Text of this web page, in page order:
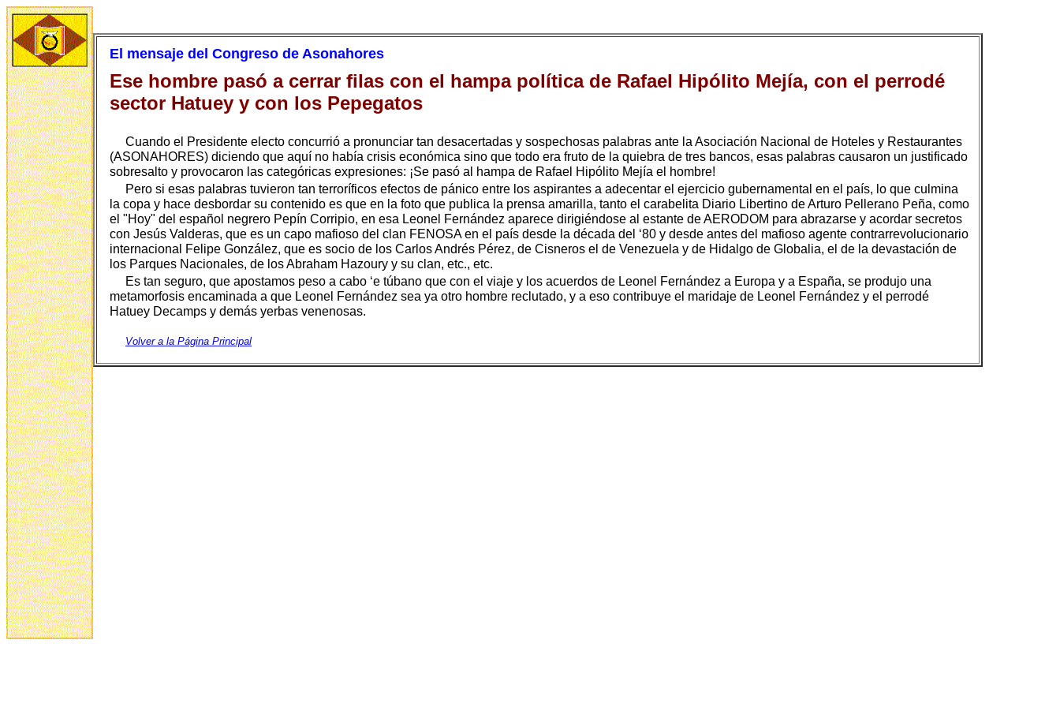
El mensaje del Congreso de Asonahores
Ese hombre pasó a cerrar filas con el hampa política de Rafael Hipólito Mejía, con el perrodé
sector Hatuey y con los Pepegatos
Cuando el Presidente electo concurrió a pronunciar tan desacertadas y sospechosas palabras ante la Asociación Nacional de Hoteles y Restaurantes
(ASONAHORES) diciendo que aquí no había crisis económica sino que todo era fruto de la quiebra de tres bancos, esas palabras causaron un justificado
sobresalto y provocaron las categóricas expresiones: ¡Se pasó al hampa de Rafael Hipólito Mejía el hombre!
Pero si esas palabras tuvieron tan terroríficos efectos de pánico entre los aspirantes a adecentar el ejercicio gubernamental en el país, lo que culmina
la copa y hace desbordar su contenido es que en la foto que publica la prensa amarilla, tanto el carabelita Diario Libertino de Arturo Pellerano Peña, como
el "Hoy" del español negrero Pepín Corripio, en esa Leonel Fernández aparece dirigiéndose al estante de AERODOM para abrazarse y acordar secretos
con Jesús Valderas, que es un capo mafioso del clan FENOSA en el país desde la década del ‘80 y desde antes del mafioso agente contrarrevolucionario
internacional Felipe González, que es socio de los Carlos Andrés Pérez, de Cisneros el de Venezuela y de Hidalgo de Globalia, el de la devastación de
los Parques Nacionales, de los Abraham Hazoury y su clan, etc., etc.
Es tan seguro, que apostamos peso a cabo ‘e túbano que con el viaje y los acuerdos de Leonel Fernández a Europa y a España, se produjo una
metamorfosis encaminada a que Leonel Fernández sea ya otro hombre reclutado, y a eso contribuye el maridaje de Leonel Fernández y el perrodé
Hatuey Decamps y demás yerbas venenosas.
Volver a la Página Principal